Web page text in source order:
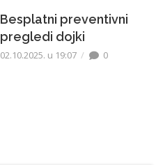
Besplatni preventivni
pregledi dojki
02.10.2025. u 19:07 0